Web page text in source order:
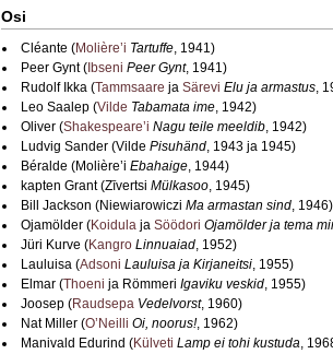
Osi
Cléante (Molière’i Tartuffe, 1941)
Peer Gynt ( Ibseni Peer Gynt, 1941)
Rudolf Ikka (Tammsaare ja Särevi Elu ja armastus,
Leo Saalep (Vilde Tabamata ime, 1942)
Oliver (Shakespeare’i Nagu teile meeldib, 1942)
Ludvig Sander (Vilde Pisuhänd, 1943 ja 1945)
Béralde (Molière’i Ebahaige, 1944)
kapten Grant (Zīvertsi Mülkasoo, 1945)
Bill Jackson (Niewiarowiczi Ma armastan sind, 1946)
Ojamölder (Koidula ja Söödori Ojamölder ja tema
Jüri Kurve (Kangro Linnuaiad, 1952)
Lauluisa (Adsoni Lauluisa ja Kirjaneitsi, 1955)
Elmar (Thoeni ja Römmeri Igaviku veskid, 1955)
Joosep (Raudsepa Vedelvorst, 1960)
Nat Miller (O’Neilli Oi, noorus!, 1962)
Manivald Edurind (Külveti Lamp ei tohi kustuda,